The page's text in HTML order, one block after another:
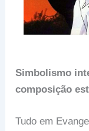
Simbolismo
composição
Tudo em